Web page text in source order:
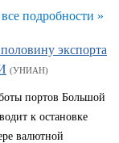
все подробности »
экспорта
(УНИАН)
портов Большой
к остановке
валютной